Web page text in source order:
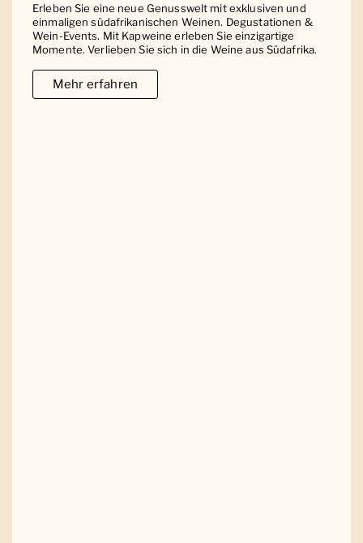
Erleben Sie eine neue Genusswelt mit exklusiven und
einmaligen südafrikanischen Weinen. Degustationen &
Wein-Events. Mit Kapweine erleben Sie einzigartige
Momente. Verlieben Sie sich in die Weine aus Südafrika.
Mehr erfahren